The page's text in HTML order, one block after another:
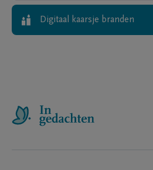
Digitaal kaarsje branden